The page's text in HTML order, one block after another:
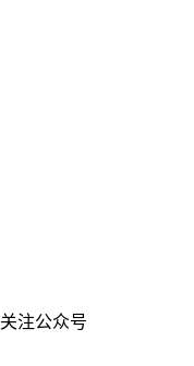
关注公众号